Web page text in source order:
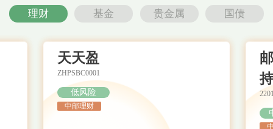
理财 基金 贵金属 国债
天天盈
ZHPSBC0001
低风险
中邮理财